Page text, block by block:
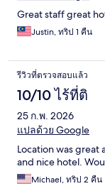
Great staff great
Justin, ทริป 1 คืน
รีวิวที่ตรวจสอบแล้ว
10/10 ไร้ที่ติ
25 ก.พ. 2026
แปลด้วย Google
Location was great
and nice hotel.
Michael, ทริป 2 คืน